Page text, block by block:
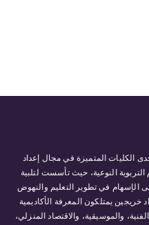
الكليات المتميزة في مجال إعداد
النوعية، حيث تأسست لتلبية
الإسهام في تطوير التعليم والنهوض
خريجين يمتلكون المعرفة الأكاديمية
والموسيقية، والاقتصاد المنزلي،